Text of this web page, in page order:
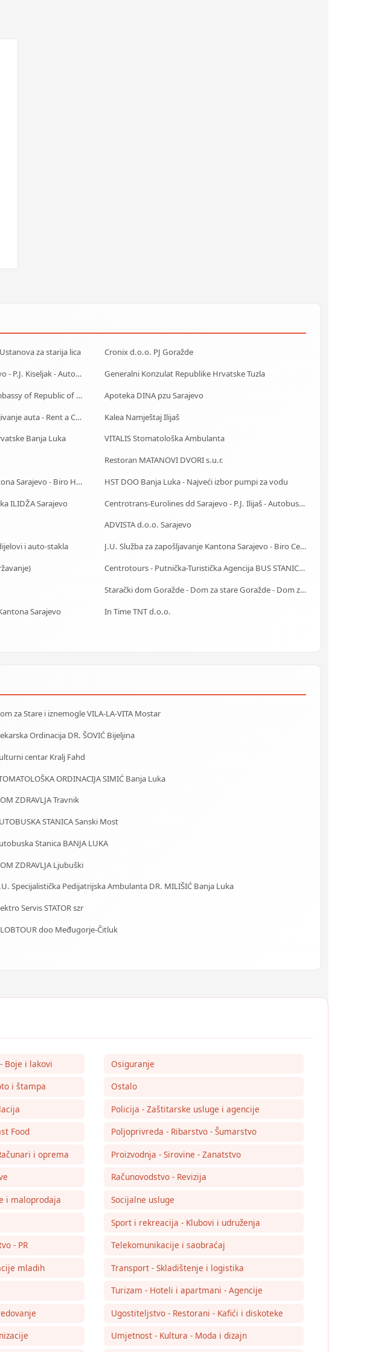
za starija lica
Cronix d.o.o. PJ Goražde
Centrotrans-Eurolines dd Sarajevo - P.J. Kiseljak - Autobuska stanica
Generalni Konzulat Republike Hrvatske Tuzla
Ambasada Republike Turske - Embassy of Republic of Turkey
Apoteka DINA pzu Sarajevo
Car Rental - Mietwagen - Iznajmljivanje auta - Rent a Car Banja Luka
Kalea Namještaj Ilijaš
Banja Luka
VITALIS Stomatološka Ambulanta
Restoran MATANOVI DVORI s.u.r.
J.U. Služba za zapošljavanje Kantona Sarajevo - Biro Hadžići
HST DOO Banja Luka - Najveći izbor pumpi za vodu
ILIDŽA Sarajevo
Centrotrans-Eurolines dd Sarajevo - P.J. Ilijaš - Autobuska stanica
ADVISTA d.o.o. Sarajevo
i auto-stakla
J.U. Služba za zapošljavanje Kantona Sarajevo - Biro Centar
Centrotours - Putnička-Turistička Agencija BUS STANICA Sarajevo
Starački dom Goražde - Dom za stare Goražde - Dom za stara lica Goražde
Sarajevo
In Time TNT d.o.o.
za Stare i iznemogle VILA-LA-VITA Mostar
Ordinacija DR. ŠOVIĆ Bijeljina
centar Kralj Fahd
ORDINACIJA SIMIĆ Banja Luka
ZDRAVLJA Travnik
STANICA Sanski Most
Stanica BANJA LUKA
ZDRAVLJA Ljubuški
Specijalistička Pedijatrijska Ambulanta DR. MILIŠIĆ Banja Luka
Servis STATOR szr
doo Međugorje-Čitluk
Boje i lakovi
i štampa
Food
i oprema
i maloprodaja
- PR
mladih
Osiguranje
Ostalo
Policija - Zaštitarske usluge i agencije
Poljoprivreda - Ribarstvo - Šumarstvo
Proizvodnja - Sirovine - Zanatstvo
Računovodstvo - Revizija
Socijalne usluge
Sport i rekreacija - Klubovi i udruženja
Telekomunikacije i saobraćaj
Transport - Skladištenje i logistika
Turizam - Hoteli i apartmani - Agencije
Ugostiteljstvo - Restorani - Kafići i diskoteke
Umjetnost - Kultura - Moda i dizajn